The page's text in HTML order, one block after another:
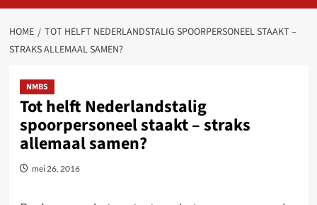
HOME
TOT HELFT NEDERLANDSTALIG SPOORPERSONEEL STAAKT –
STRAKS ALLEMAAL SAMEN?
NMBS
Tot helft Nederlandstalig
spoorpersoneel staakt – straks
allemaal samen?
mei 26, 2016